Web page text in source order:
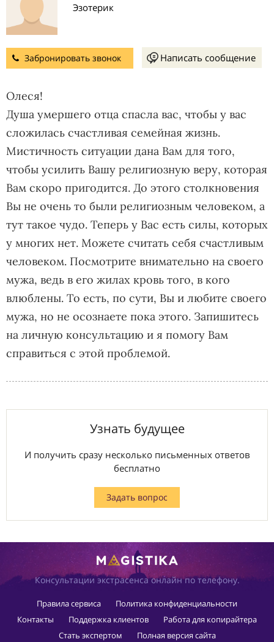
Эзотерик
Забронировать звонок Написать сообщение
Олеся!
Душа умершего отца спасла вас, чтобы у вас
сложилась счастливая семейная жизнь.
Мистичность ситуации дана Вам для того,
чтобы усилить Вашу религиозную веру, которая
Вам скоро пригодится. До этого столкновения
Вы не очень то были религиозным человеком, а
тут такое чудо. Теперь у Вас есть силы, которых
у многих нет. Можете считать себя счастливым
человеком. Посмотрите внимательно на своего
мужа, ведь в его жилах кровь того, в кого
влюблены. То есть, по сути, Вы и любите своего
мужа, но не осознаете пока этого. Запишитесь
на личную консультацию и я помогу Вам
справиться с этой проблемой.
Узнать будущее
И получить сразу несколько письменных ответов
бесплатно
Задать вопрос
Консультации экстрасенса онлайн по телефону.
Правила сервиса
Политика конфиденциальности
Контакты
Поддержка клиентов
Работа для копирайтера
Стать экспертом
Полная версия сайта